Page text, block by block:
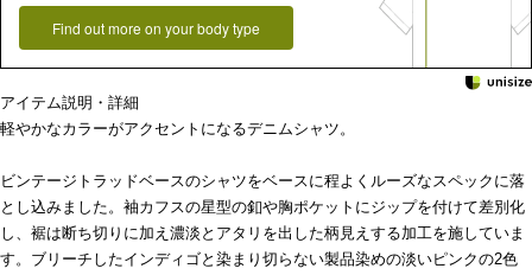
Find out more on your body type
アイテム説明・詳細
軽やかなカラーがアクセントになるデニムシャツ。
ビンテージトラッドベースのシャツをベースに程よくルーズなスペックに落
とし込みました。袖カフスの星型の釦や胸ポケットにジップを付けて差別化
し、裾は断ち切りに加え濃淡とアタリを出した柄見えする加工を施していま
す。ブリーチしたインディゴと染まり切らない製品染めの淡いピンクの2色